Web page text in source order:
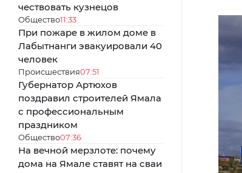
чествовать кузнецов
Общество11:33
При пожаре в жилом доме в
Лабытнанги эвакуировали 40
человек
Происшествия07:51
Губернатор Артюхов
поздравил строителей Ямала
с профессиональным
праздником
Общество07:36
На вечной мерзлоте: почему
дома на Ямале ставят на сваи